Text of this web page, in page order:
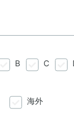
B C
海外